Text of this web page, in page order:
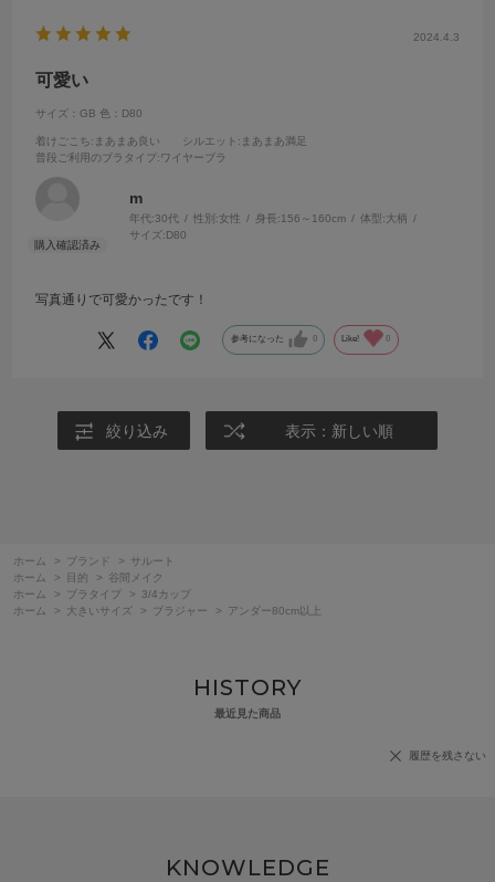
2024.4.3
可愛い
サイズ：GB 色：D80
着けごこち:まあまあ良い シルエット :まあまあ満足
普段ご利用のブラタイプ :ワイヤーブラ
m
年代:30代 性別:女性 身長:156～160cm 体型:大柄
サイズ:D80
写真通りで可愛かったです！
参考になった 0 Like! 0
絞り込み 表示：新しい順
ホーム > ブランド >
サルート
ホーム
> 目的 >
谷間メイク
ホーム
> ブラタイプ >
3/4カップ
ホーム
> 大きいサイズ > ブラジャー > アンダー80cm以上
HISTORY
最近見た商品
履歴を残さない
KNOWLEDGE